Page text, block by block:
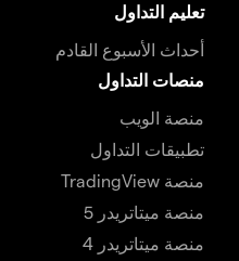
تعليم التداول
أحداث الأسبوع القادم
منصات التداول
منصة الويب
تطبيقات التداول
منصة TradingView
منصة ميتاتريدر 5
منصة ميتاتريدر 4